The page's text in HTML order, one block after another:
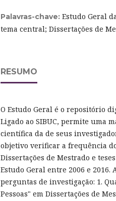
Palavras-chave: Estudo Geral
tema central; Dissertações de
RESUMO
O Estudo Geral é o repositório
Ligado ao SIBUC, permite uma
científica da de seus
objetivo verificar a frequência
Dissertações de Mestrado e
Estudo Geral entre 2006 e
perguntas de investigação: 1.
Pessoas" em Dissertações de